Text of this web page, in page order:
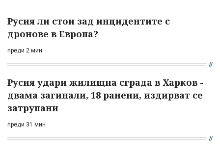
Русия ли стои зад инцидентите с
дронове в Европа?
преди 2 мин
Русия удари жилищна сграда в Харков -
двама загинали, 18 ранени, издирват се
затрупани
преди 31 мин